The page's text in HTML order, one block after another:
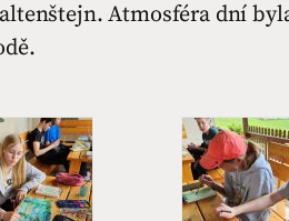
Atmosféra dní